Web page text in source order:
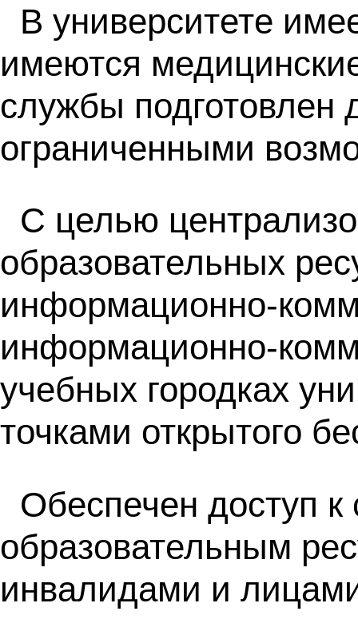
В университете
имеются
службы
ограниченными
С целью
образовательных
информационно-
информационно-
учебных городках
точками открытого
Обеспечен доступ
образовательным
инвалидами и